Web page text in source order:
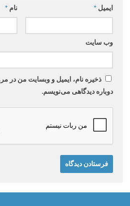
نام * ایمیل *
وب‌ سایت
ذخیره نام، ایمیل و وبسایت من در
دوباره دیدگاهی می‌نویسم.